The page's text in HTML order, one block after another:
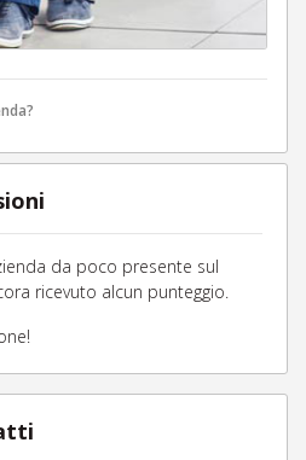
da poco presente sul
ricevuto alcun punteggio.